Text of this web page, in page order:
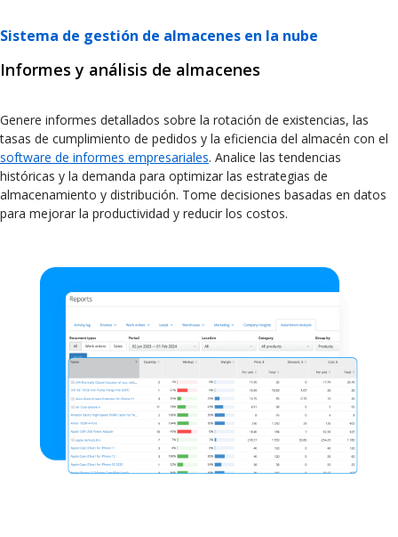
Sistema de gestión de almacenes en la nube
Informes y análisis de almacenes
Genere informes detallados sobre la rotación de existencias, las
tasas de cumplimiento de pedidos y la eficiencia del almacén con el
software de informes empresariales. Analice las tendencias
históricas y la demanda para optimizar las estrategias de
almacenamiento y distribución. Tome decisiones basadas en datos
para mejorar la productividad y reducir los costos.